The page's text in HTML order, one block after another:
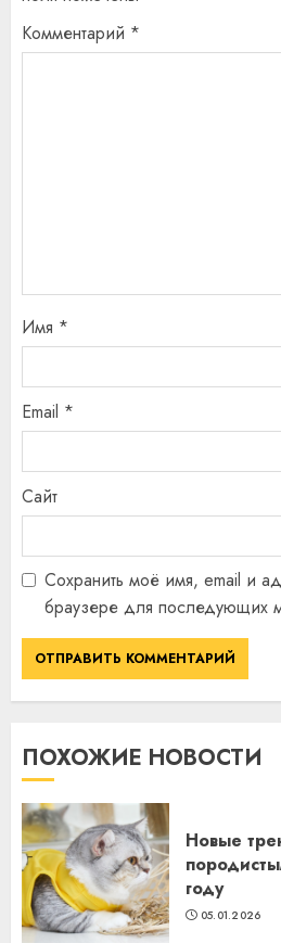
Комментарий *
Имя *
Email *
Сайт
Сохранить моё имя, email и
браузере для последующих
ПОХОЖИЕ НОВОСТИ
Новые
году
05.01.2026